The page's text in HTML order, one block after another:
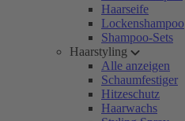
Haarseife
Lockenshampoo
Shampoo-Sets
Haarstyling
Alle anzeigen
Schaumfestiger
Hitzeschutz
Haarwachs